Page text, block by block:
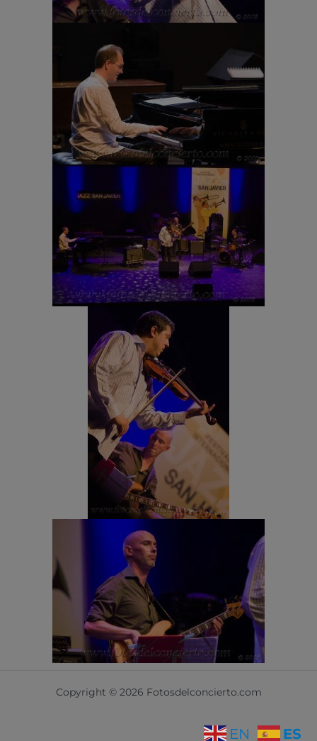
Copyright © 2026 Fotosdelconcierto.com
EN ES